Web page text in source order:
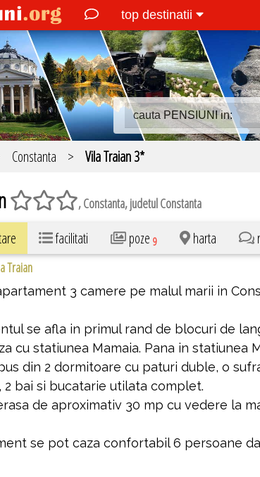
top destinatii
Constanta > Vila Traian 3*
, Constanta, judetul Constanta
facilitati poze 9 harta
Traian
3 camere pe malul marii in
se afla in primul rand de blocuri de
cu statiunea Mamaia. Pana in statiunea
din 2 dormitoare cu paturi duble, o
2 bai si bucatarie utilata complet.
de aproximativ 30 mp cu vedere la
se pot caza confortabil 6 persoane